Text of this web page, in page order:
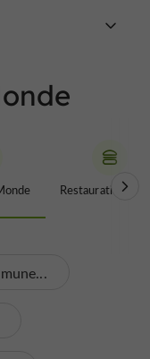
Restauration